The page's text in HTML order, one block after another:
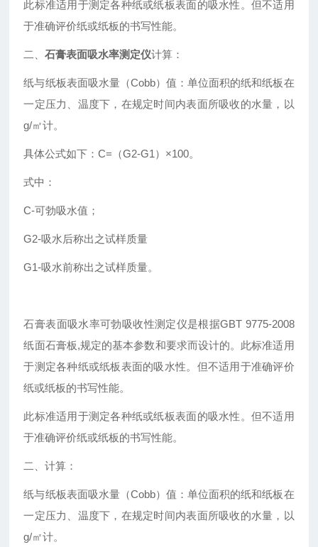
此标准适用于测定各种纸或纸板表面的吸水性。但不适用
于准确评价纸或纸板的书写性能。
二、石膏表面吸水率测定仪计算：
纸与纸板表面吸水量（Cobb）值：单位面积的纸和纸板在
一定压力、温度下，在规定时间内表面所吸收的水量，以
g/㎡计。
具体公式如下：C=（G2-G1）×100。
式中：
C-可勃吸水值；
G2-吸水后称出之试样质量
G1-吸水前称出之试样质量。
石膏表面吸水率可勃吸收性测定仪是根据GBT 9775-2008
纸面石膏板,规定的基本参数和要求而设计的。此标准适用
于测定各种纸或纸板表面的吸水性。但不适用于准确评价
纸或纸板的书写性能。
此标准适用于测定各种纸或纸板表面的吸水性。但不适用
于准确评价纸或纸板的书写性能。
二、计算：
纸与纸板表面吸水量（Cobb）值：单位面积的纸和纸板在
一定压力、温度下，在规定时间内表面所吸收的水量，以
g/㎡计。